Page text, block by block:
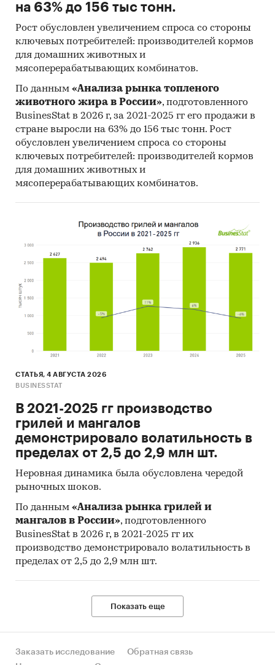
периодс января 2017 года по декабрь 2024
, в которых был определен поставщик. Для
компаний участвующих или планирующих
участвовать в государственных торгах
показано средневзвешенное отклонение
начальной максимальной цены. Покупателям
работы предоставляется выгрузка в формате
MS Excel. Параметры выгрузки могут быть
скорректированы по запросу заказчика.
Профили крупнейших производителей
готовых сухих завтраков
Профили компаний показывают информацию
о динамике финансовых показателей
компаний, актуальную контактную
информацию, основных учредителей и т.д.
Цены на продукцию
производителей на следующие виды
Зерна овса плющеные или переработанные
в хлопья
Доступна статистическая информация
додекабря 2024 года
Средние потребительские цены
Показана динамика розничных цен по
следующим категориям товаров:
Доступна статистическая информация
додекабря 2024 года.
Прогноз развития рынка готовых сухих
на 63% до 156 тыс тонн.
Рост обусловлен увеличением спроса со стороны
ключевых потребителей: производителей кормов
для домашних животных и
мясоперерабатывающих комбинатов.
По данным «Анализа рынка топленого
животного жира в России», подготовленного
BusinesStat в 2026 г, за 2021-2025 гг его продажи в
стране выросли на 63% до 156 тыс тонн. Рост
обусловлен увеличением спроса со стороны
ключевых потребителей: производителей кормов
для домашних животных и
мясоперерабатывающих комбинатов.
СТАТЬЯ, 4 АВГУСТА 2026
BUSINESSTAT
В 2021-2025 гг производство
грилей и мангалов
демонстрировало волатильность в
пределах от 2,5 до 2,9 млн шт.
Неровная динамика была обусловлена чередой
рыночных шоков.
По данным «Анализа рынка грилей и
мангалов в России», подготовленного
BusinesStat в 2026 г, в 2021-2025 гг их
производство демонстрировало волатильность в
пределах от 2,5 до 2,9 млн шт.
Показать еще
Заказать исследование
Обратная связь